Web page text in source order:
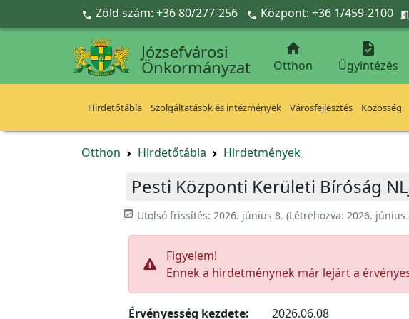
Ugrás a fő tartalomra
 Zöld szám: +36 80/277-256  Központ: +36 1/459-2100 
Józsefvárosi
Önkormányzat

Otthon

Ügyintézés
Hirdetőtábla Szolgáltatások és intézmények Városfejlesztés Közösség
Otthon Hirdetőtábla Hirdetmények
Pesti Központi Kerületi Bíróság
event_available Utolsó frissítés: 2026. június 8. (Létrehozva: 2026. június
Figyelem!
Ennek a hirdetménynek már lejárt a
Érvényesség kezdete:
2026.06.08